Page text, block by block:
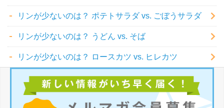
リンが少ないのは？ ポテトサラダ vs. ごぼうサラダ
リンが少ないのは？ うどん vs. そば
リンが少ないのは？ ロースカツ vs. ヒレカツ